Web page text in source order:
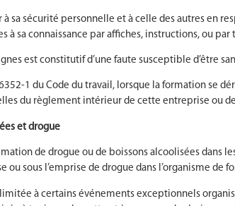
sa sécurité personnelle et à celle des autres en
à sa connaissance par affiches, instructions, ou
est constitutif d’une faute susceptible d’être
1 du Code du travail, lorsque la formation se
du règlement intérieur de cette entreprise ou
et drogue
de drogue ou de boissons alcoolisées
ou sous l’emprise de drogue dans l’organisme de
à certains événements exceptionnels